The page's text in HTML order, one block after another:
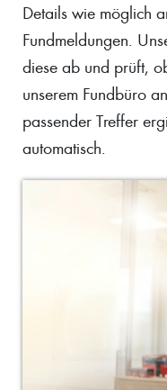
Details wie möglich
Fundmeldungen.
diese ab und prüft,
unserem Fundbüro
passender Treffer
automatisch.